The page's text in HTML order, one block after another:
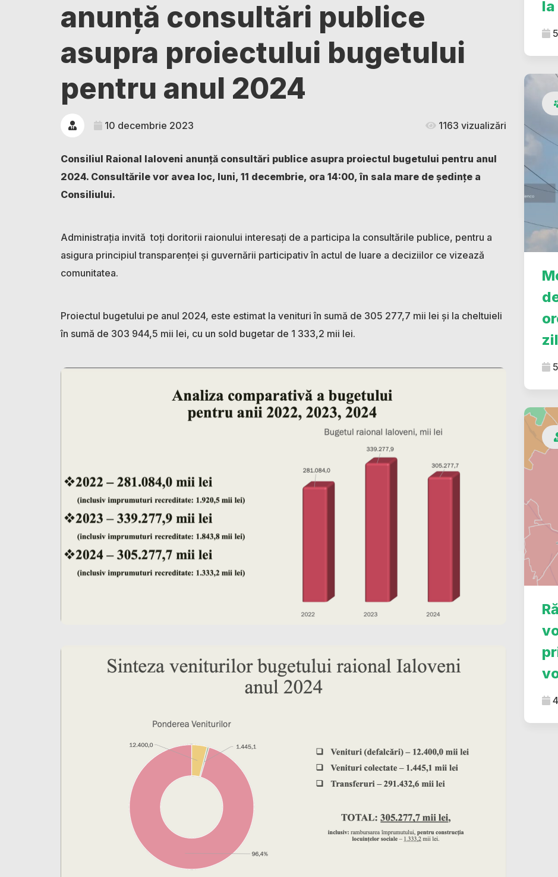
anunță consultări publice
asupra proiectului bugetului
pentru anul 2024
10 decembrie 2023 1163 vizualizări
Consiliul Raional Ialoveni anunță consultări publice asupra proiectul bugetului pentru anul
2024. Consultările vor avea loc, luni, 11 decembrie, ora 14:00, în sala mare de ședințe a
Consiliului.
Administrația invită toți doritorii raionului interesați de a participa la consultările publice, pentru a
asigura principiul transparenței și guvernării participativ în actul de luare a deciziilor ce vizează
comunitatea.
Proiectul bugetului pe anul 2024, este estimat la venituri în sumă de 305 277,7 mii lei şi la cheltuieli
în sumă de 303 944,5 mii lei, cu un sold bugetar de 1 333,2 mii lei.